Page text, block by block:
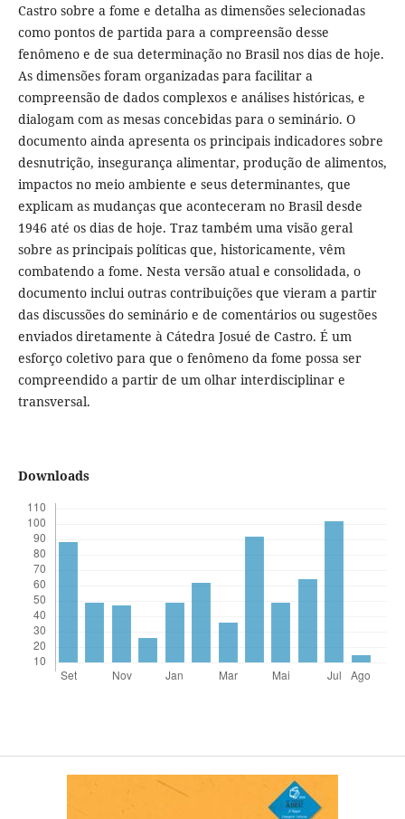
Castro sobre a fome e detalha as dimensões selecionadas
como pontos de partida para a compreensão desse
fenômeno e de sua determinação no Brasil nos dias de hoje.
As dimensões foram organizadas para facilitar a
compreensão de dados complexos e análises históricas, e
dialogam com as mesas concebidas para o seminário. O
documento ainda apresenta os principais indicadores sobre
desnutrição, insegurança alimentar, produção de alimentos,
impactos no meio ambiente e seus determinantes, que
explicam as mudanças que aconteceram no Brasil desde
1946 até os dias de hoje. Traz também uma visão geral
sobre as principais políticas que, historicamente, vêm
combatendo a fome. Nesta versão atual e consolidada, o
documento inclui outras contribuições que vieram a partir
das discussões do seminário e de comentários ou sugestões
enviados diretamente à Cátedra Josué de Castro. É um
esforço coletivo para que o fenômeno da fome possa ser
compreendido a partir de um olhar interdisciplinar e
transversal.
Downloads